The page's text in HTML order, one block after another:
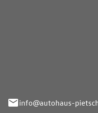
info@autohaus-